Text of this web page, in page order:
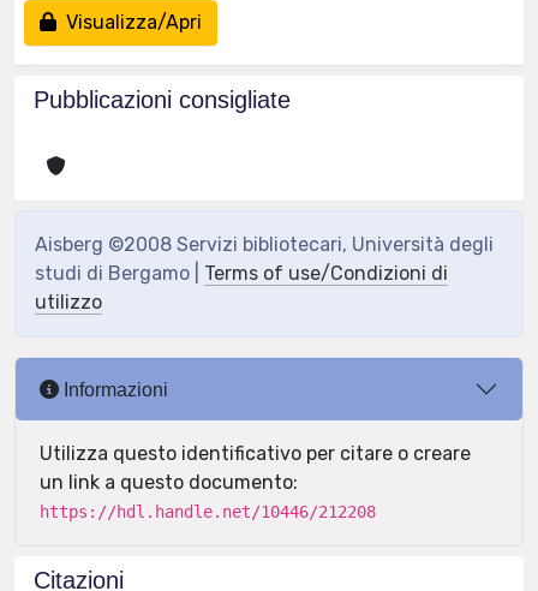
Visualizza/Apri
Pubblicazioni consigliate
Aisberg ©2008 Servizi bibliotecari, Università degli
studi di Bergamo | Terms of use/Condizioni di
utilizzo
Informazioni
Utilizza questo identificativo per citare o creare
un link a questo documento:
https://hdl.handle.net/10446/212208
Citazioni